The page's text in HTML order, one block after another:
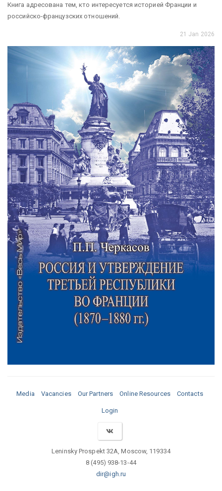
Книга адресована тем, кто интересуется историей Франции и
российско-французских отношений.
21 Jan 2026
Media Vacancies Our Partners Online Resources Contacts
Login
Leninsky Prospekt 32A, Moscow, 119334
8 (495) 938-13-44
dir@igh.ru